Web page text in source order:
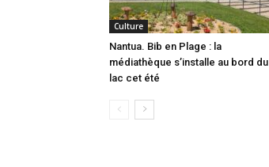
Culture
Nantua. Bib en Plage : la
médiathèque s’installe au bord du
lac cet été